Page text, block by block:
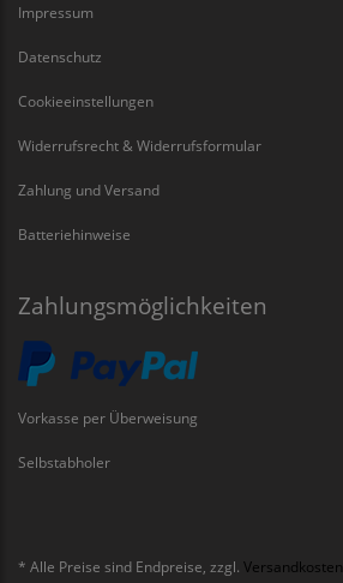
Impressum
Datenschutz
Cookieeinstellungen
Widerrufsrecht & Widerrufsformular
Zahlung und Versand
Batteriehinweise
Zahlungsmöglichkeiten
Vorkasse per Überweisung
Selbstabholer
* Alle Preise sind Endpreise, zzgl. Versandkosten